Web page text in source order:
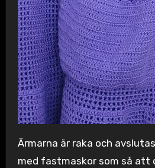
Ärmarna är raka och
med fastmaskor som så att